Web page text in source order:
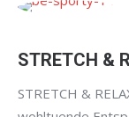
STRETCH &
STRETCH &